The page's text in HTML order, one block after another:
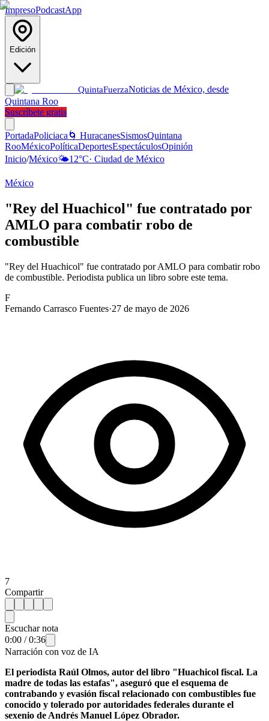
ImpresoPodcastApp
Edición
QuintaFuerzaNoticias de México, desde
Quintana Roo
Suscríbete gratis
PortadaPoliciaca 🌀 HuracanesSismosQuintana
RooMéxicoPolíticaDeportesEspectáculosOpinión
Inicio/México🌤️12°C· Ciudad de México
México
"Rey del Huachicol" fue contratado por
AMLO para combatir robo de
combustible
"Rey del Huachicol" fue contratado por AMLO para combatir robo
de combustible. Periodista publica un libro sobre este tema.
F
Fernando Carrasco Fuentes·27 de mayo de 2026
7
Compartir
Escuchar nota
0:00 /0:36
Narración con voz de IA
El periodista Raúl Olmos, autor del libro "Huachicol fiscal. La
madre de todas las estafas", aseguró que el esquema de
contrabando y evasión fiscal relacionado con combustibles fue
conocido y tolerado por autoridades federales durante el
sexenio de Andrés Manuel López Obrador.